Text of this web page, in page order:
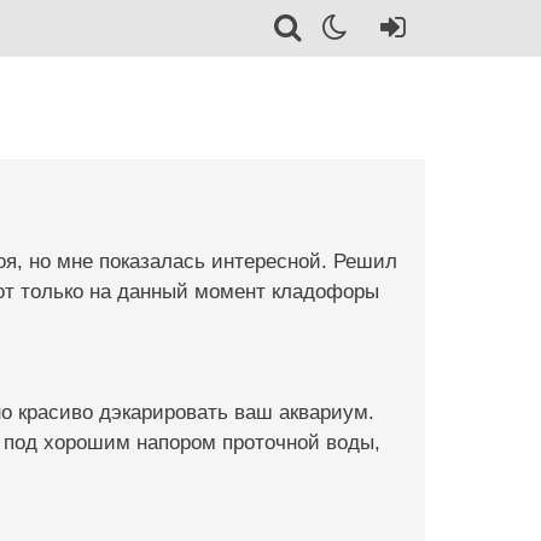
но мне показалась интересной. Решил
только на данный момент кладофоры
красиво дэкарировать ваш аквариум.
хорошим напором проточной воды,